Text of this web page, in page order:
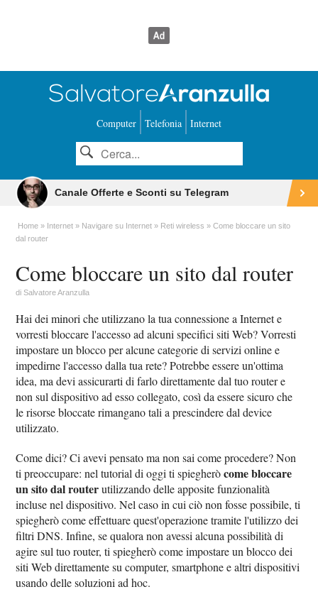
Computer Telefonia Internet
Canale Offerte e Sconti su Telegram
Home Internet Navigare su Internet Reti wireless
Come bloccare un sito
dal router
Come bloccare un sito dal router
diSalvatore Aranzulla
Hai dei minori che utilizzano la tua connessione a Internet e
vorresti bloccare l'accesso ad alcuni specifici siti Web? Vorresti
impostare un blocco per alcune categorie di servizi online e
impedirne l'accesso dalla tua rete? Potrebbe essere un'ottima
idea, ma devi assicurarti di farlo direttamente dal tuo router e
non sul dispositivo ad esso collegato, così da essere sicuro che
le risorse bloccate rimangano tali a prescindere dal device
utilizzato.
Come dici? Ci avevi pensato ma non sai come procedere? Non
ti preoccupare: nel tutorial di oggi ti spiegheròcome bloccare
un sito dal routerutilizzando delle apposite funzionalità
incluse nel dispositivo. Nel caso in cui ciò non fosse possibile, ti
spiegherò come effettuare quest'operazione tramite l'utilizzo dei
filtri DNS. Infine, se qualora non avessi alcuna possibilità di
agire sul tuo router, ti spiegherò come impostare un blocco dei
siti Web direttamente su computer, smartphone e altri dispositivi
usando delle soluzioni ad hoc.